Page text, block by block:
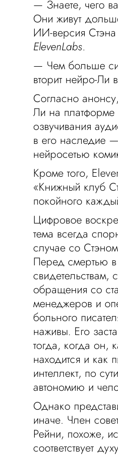
— Знаете, чего
Они живут
ИИ-версия
ElevenLabs.
— Чем больше
вторит нейро-
Согласно
Ли на платформе
озвучивания
в его наследие
нейросетью
Кроме того,
«Книжный клуб
покойного
Цифровое
тема всегда
случае со
Перед смертью
свидетельствам,
обращения со
менеджеров и
больного
наживы. Его
тогда, когда он,
находится и как
интеллект, по
автономию и
Однако
иначе. Член
Рейни, похоже,
соответствует